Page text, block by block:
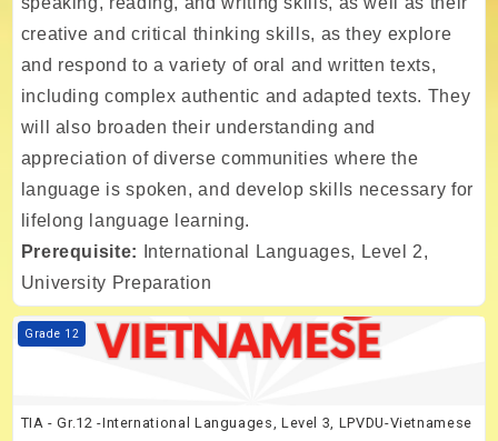
creative and critical thinking skills, as they explore
and respond to a variety of oral and written texts,
including complex authentic and adapted texts. They
will also broaden their understanding and
appreciation of diverse communities where the
language is spoken, and develop skills necessary for
lifelong language learning.
Prerequisite:
International Languages, Level 2,
University Preparation
Kurs Görseli TIA - Gr.12 -International Languages, Level 3, LPVDU-
Grade 12
TIA - Gr.12 -International Languages, Level 3, LPVDU-Vietnamese